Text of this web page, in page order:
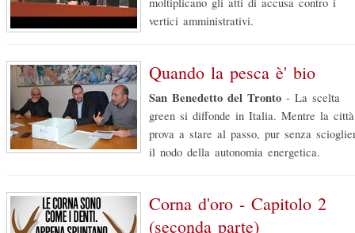
moltiplicano gli atti di accusa contro i
vertici amministrativi.
Quando la pesca è' bio
San Benedetto del Tronto - La scelta
green si diffonde in Italia. Mentre la città
prova a stare al passo, pur senza
il nodo della autonomia energetica.
Corna d'oro - Capitolo 2
(seconda parte)